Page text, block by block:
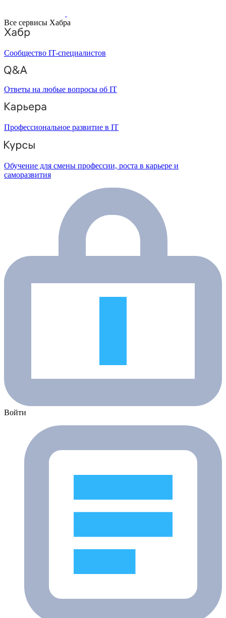
Все сервисы Хабра
Сообщество IT-специалистов
Ответы на любые вопросы об IT
Профессиональное развитие в IT
Обучение для смены профессии, роста в карьере и
саморазвития
Войти